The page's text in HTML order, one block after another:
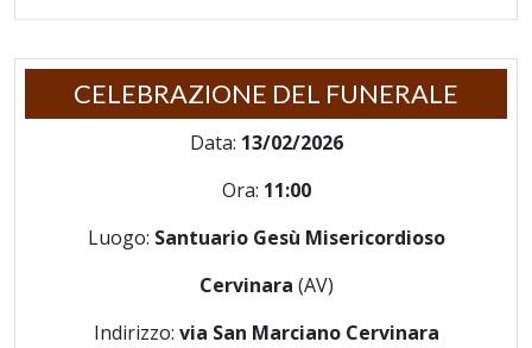
CELEBRAZIONE DEL FUNERALE
Data: 13/02/2026
Ora: 11:00
Luogo: Santuario Gesù Misericordioso
Cervinara (AV)
Indirizzo: via San Marciano Cervinara